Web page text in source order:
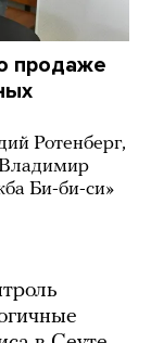
продаже
Ротенберг,
Владимир
Би-би-си»